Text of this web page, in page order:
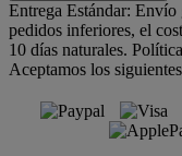
Entrega Estándar: Envío
pedidos inferiores, el
10 días naturales.
Aceptamos los